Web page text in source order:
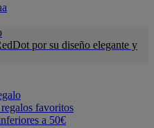
por su diseño elegante y
favoritos
a 50€